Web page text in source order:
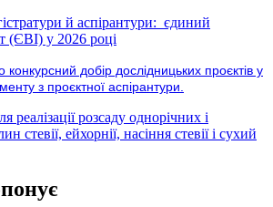
й аспірантури: єдиний
(ЄВІ) у 2026 році
добір дослідницьких проєктів у
з проєктної аспірантури.
реалізації розсаду однорічних і
стевії, ейхорнії, насіння стевії і сухий